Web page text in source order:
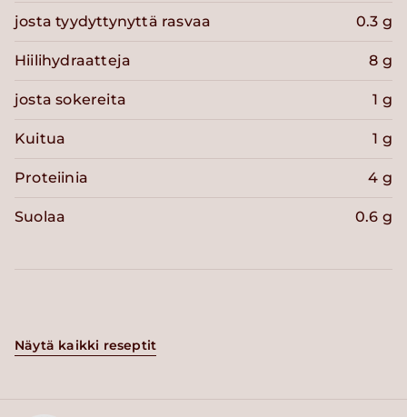
josta tyydyttynyttä rasvaa 0.3 g
Hiilihydraatteja 8 g
josta sokereita 1 g
Kuitua 1 g
Proteiinia 4 g
Suolaa 0.6 g
Näytä kaikki reseptit